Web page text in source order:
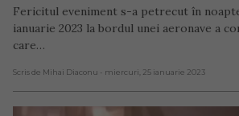
Fericitul eveniment s-a petrecut în
ianuarie 2023 la bordul unei aeronave a
care…
Scris de Mihai Diaconu - miercuri, 25 ianuarie 2023